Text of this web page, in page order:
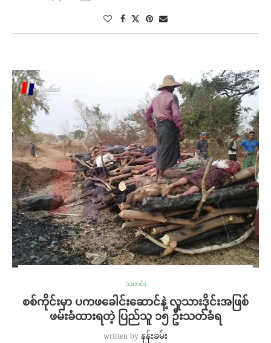
သတင်း
စစ်ကိုင်းမှာ ပကဖခေါင်းဆောင်နဲ့ လူသားဒိုင်းအဖြစ်
ဖမ်းခံထားရတဲ့ ပြည်သူ ၁၅ ဦးသတ်ခံရ
written by နန်းခမ်း